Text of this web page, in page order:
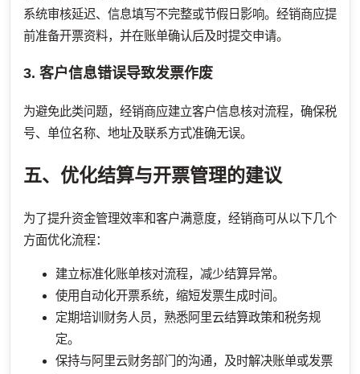
系统审核延迟、信息填写不完整或节假日影响。经销商应提
前准备开票资料，并在账单确认后及时提交申请。
3. 客户信息错误导致发票作废
为避免此类问题，经销商应建立客户信息核对流程，确保税
号、单位名称、地址及联系方式准确无误。
五、优化结算与开票管理的建议
为了提升资金管理效率和客户满意度，经销商可从以下几个
方面优化流程：
建立标准化账单核对流程，减少结算异常。
使用自动化开票系统，缩短发票生成时间。
定期培训财务人员，熟悉阿里云结算政策和税务规
定。
保持与阿里云财务部门的沟通，及时解决账单或发票